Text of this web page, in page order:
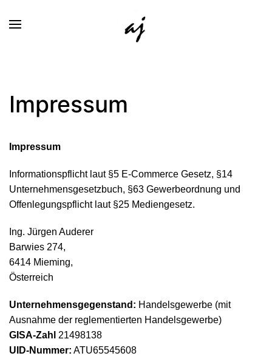
Impressum
Impressum
Informationspflicht laut §5 E-Commerce Gesetz, §14
Unternehmensgesetzbuch, §63 Gewerbeordnung und
Offenlegungspflicht laut §25 Mediengesetz.
Ing. Jürgen Auderer
Barwies 274,
6414 Mieming,
Österreich
Unternehmensgegenstand: Handelsgewerbe (mit
Ausnahme der reglementierten Handelsgewerbe)
GISA-Zahl 21498138
UID-Nummer: ATU65545608